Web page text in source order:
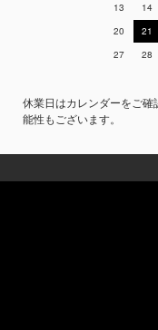
13
14
20
21
27
28
休業日はカレンダーをご
能性もございます。